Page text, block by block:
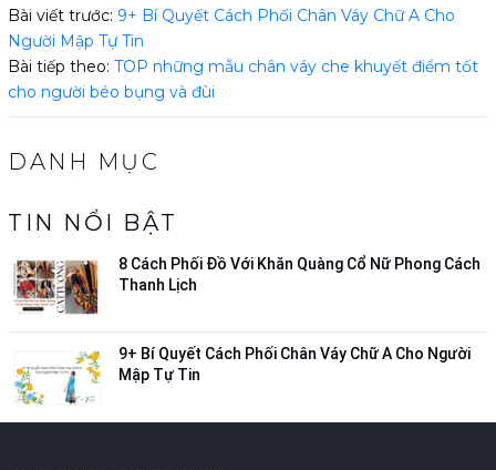
DANH MỤC
TIN NỔI BẬT
8 Cách Phối Đồ Với Khăn Quàng Cổ Nữ Phong Cách
Thanh Lịch
9+ Bí Quyết Cách Phối Chân Váy Chữ A Cho Người
Mập Tự Tin
Bài viết trước: 9+ Bí Quyết Cách Phối Chân Váy Chữ A Cho
Người Mập Tự Tin
Bài tiếp theo: TOP những mẫu chân váy che khuyết điểm tốt
cho người béo bụng và đùi